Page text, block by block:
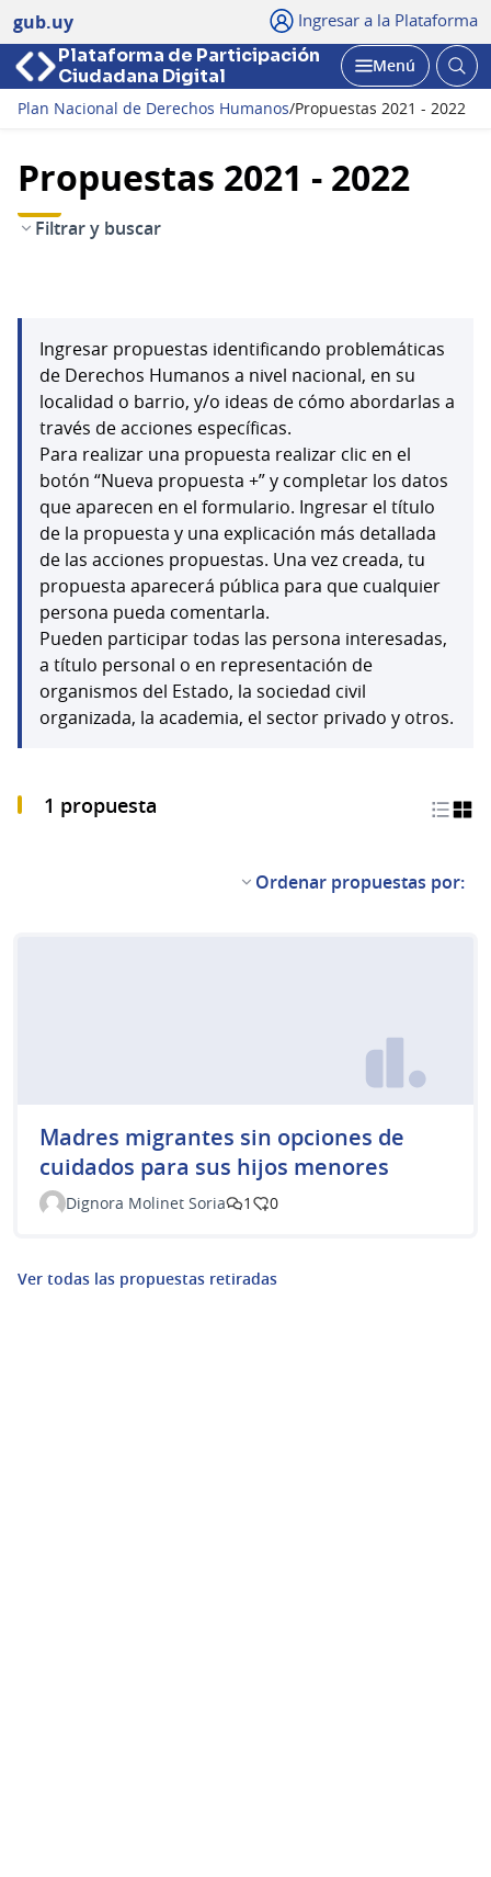
gub.uy Ingresar a la Plataforma
Plataforma de Participación
Ciudadana Digital
Abrir
Menú
Plan Nacional de Derechos Humanos/Propuestas 2021 - 2022
Propuestas 2021 - 2022
Filtrar y buscar
Ingresar propuestas identificando problemáticas
de Derechos Humanos a nivel nacional, en su
localidad o barrio, y/o ideas de cómo abordarlas a
través de acciones específicas.
Para realizar una propuesta realizar clic en el
botón “Nueva propuesta +” y completar los datos
que aparecen en el formulario. Ingresar el título
de la propuesta y una explicación más detallada
de las acciones propuestas. Una vez creada, tu
propuesta aparecerá pública para que cualquier
persona pueda comentarla.
Pueden participar todas las persona interesadas,
a título personal o en representación de
organismos del Estado, la sociedad civil
organizada, la academia, el sector privado y otros.
1 propuesta
Ordenar propuestas por:
Madres migrantes sin opciones de
cuidados para sus hijos menores
Dignora Molinet Soria 1 0
Ver todas las propuestas retiradas